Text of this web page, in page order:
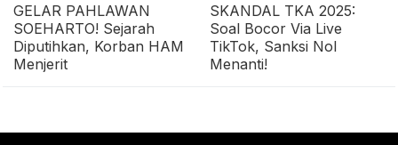
GELAR PAHLAWAN
SOEHARTO! Sejarah
Diputihkan, Korban HAM
Menjerit
SKANDAL TKA 2025:
Soal Bocor Via Live
TikTok, Sanksi Nol
Menanti!